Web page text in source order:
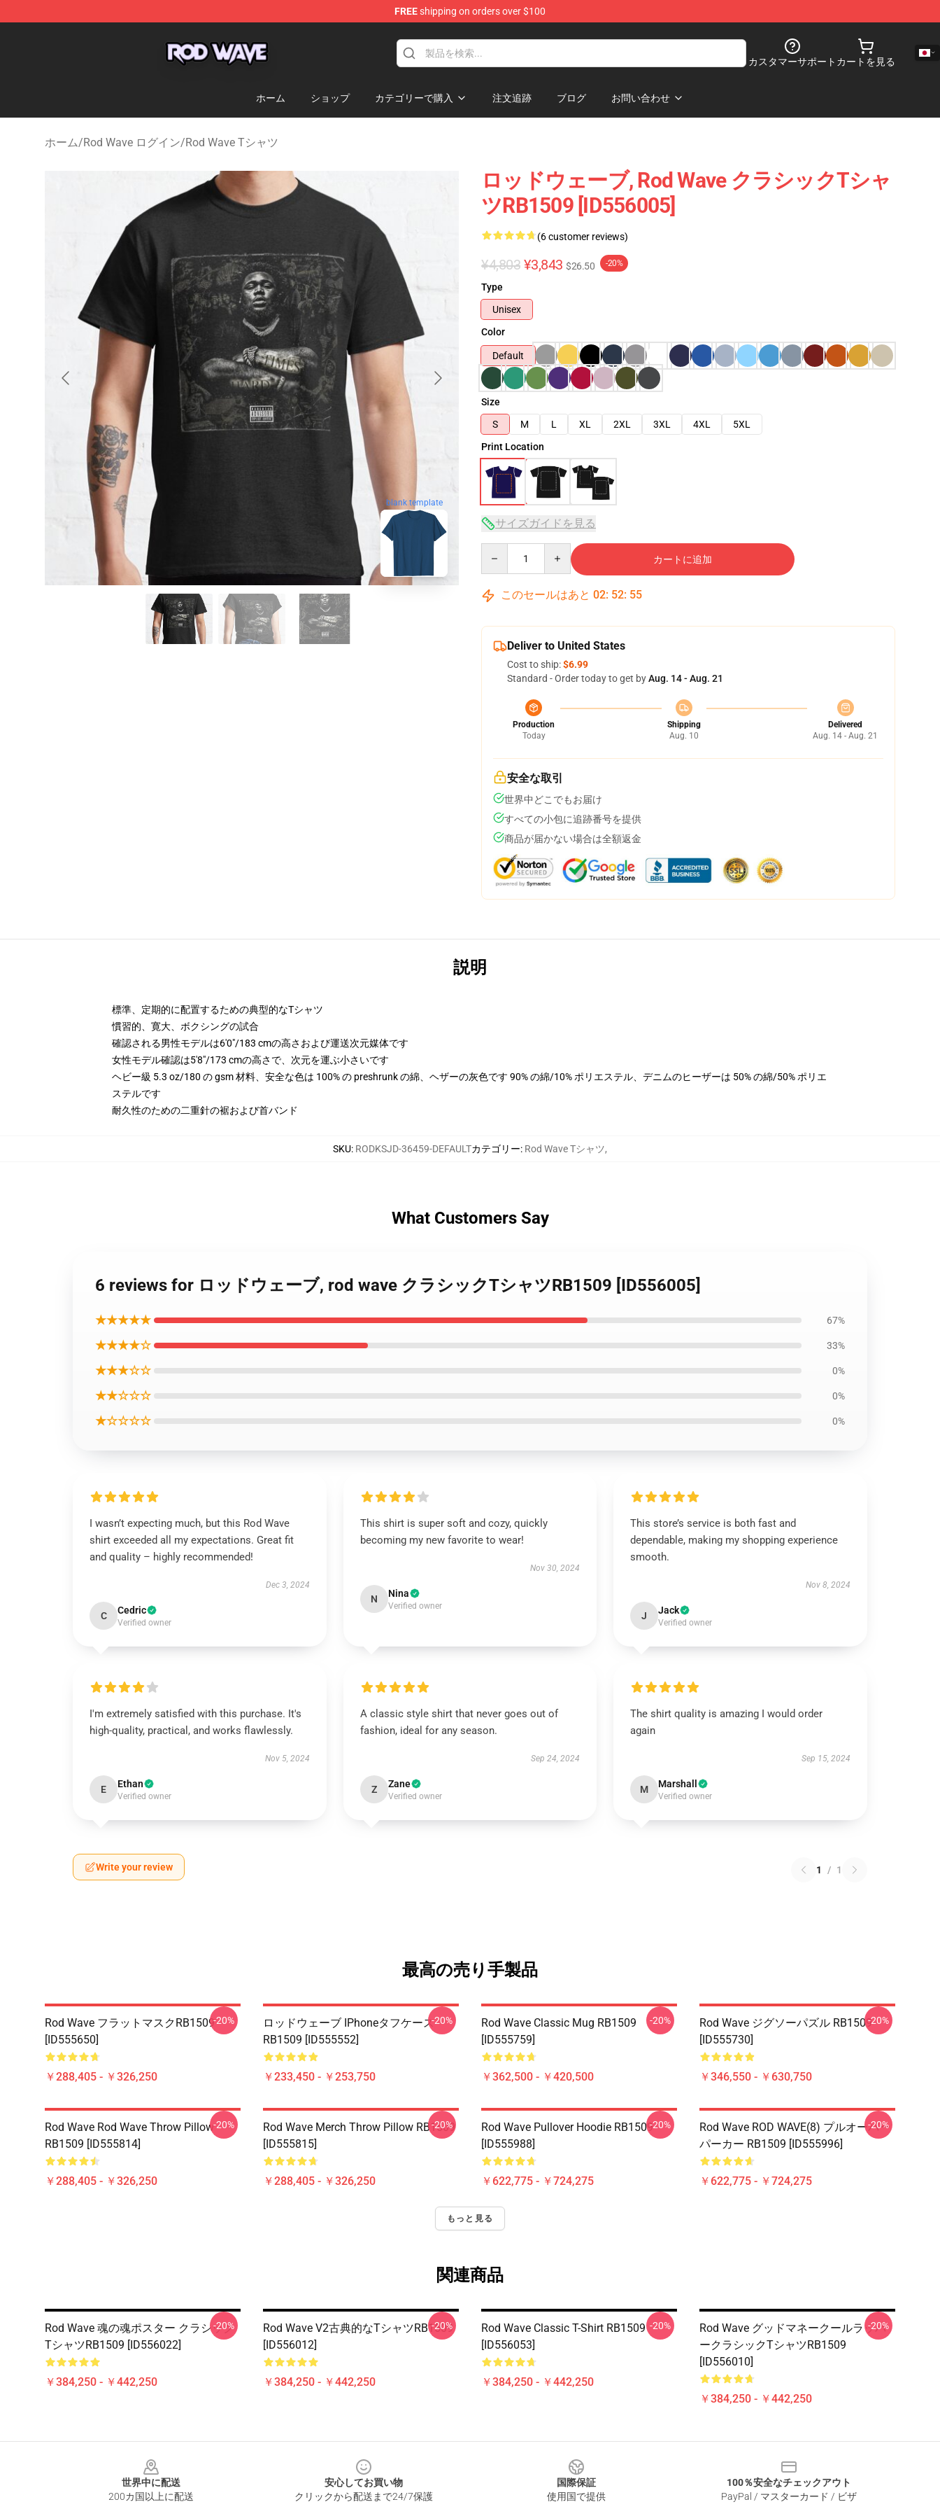
FREEshipping on orders over $100
カスタマーサポート カートを見る
ホーム ショップ カテゴリーで購入 注文追跡 ブログ お問い合わせ
ホーム/Rod Wave ログイン/Rod Wave Tシャツ
blank template
ロッドウェーブ, Rod Wave クラシックTシャ
ツRB1509 [ID556005]
(6 customer reviews)
¥4,803 ¥3,843 $26.50 -20%
Type
Unisex
Color
Default
Size
S
M L XL 2XL 3XL 4XL
5XL
Print Location
サイズガイドを見る
カートに追加
このセールはあと 02: 52: 53
Deliver to United States
Cost to ship:$6.99
Standard - Order today to get byAug. 14 - Aug. 21
Production
Today
Shipping
Aug. 10
Delivered
Aug. 14 - Aug. 21
安全な取引
世界中どこでもお届け
すべての小包に追跡番号を提供
商品が届かない場合は全額返金
説明
標準、定期的に配置するための典型的なTシャツ
慣習的、寛大、ボクシングの試合
確認される男性モデルは6'0"/183 cmの高さおよび運送次元媒体です
女性モデル確認は5'8"/173 cmの高さで、次元を運ぶ小さいです
ヘビー級 5.3 oz/180 の gsm 材料、安全な色は 100% の preshrunk の綿、ヘザーの灰色です 90% の綿/10% ポリエステル、デニムのヒーザーは 50% の綿/50% ポリエ
ステルです
耐久性のための二重針の裾および首バンド
SKU: RODKSJD-36459-DEFAULTカテゴリー: Rod Wave Tシャツ,
What Customers Say
6 reviews for ロッドウェーブ, rod wave クラシックTシャツRB1509 [ID556005]
★★★★★ 67%
★★★★☆ 33%
★★★☆☆ 0%
★★☆☆☆ 0%
★☆☆☆☆ 0%
I wasn’t expecting much, but this Rod Wave
shirt exceeded all my expectations. Great fit
and quality – highly recommended!
Dec 3, 2024
C Cedric
Verified owner
This shirt is super soft and cozy, quickly
becoming my new favorite to wear!
Nov 30, 2024
N Nina
Verified owner
This store’s service is both fast and
dependable, making my shopping experience
smooth.
Nov 8, 2024
J Jack
Verified owner
I'm extremely satisfied with this purchase. It's
high-quality, practical, and works flawlessly.
Nov 5, 2024
E Ethan
Verified owner
A classic style shirt that never goes out of
fashion, ideal for any season.
Sep 24, 2024
Z Zane
Verified owner
The shirt quality is amazing I would order
again
Sep 15, 2024
M Marshall
Verified owner
Write your review 1 / 1
最高の売り手製品
Rod Wave フラットマスクRB1509
[ID555650]
￥288,405 - ￥326,250
-20%
ロッドウェーブ IPhoneタフケース
RB1509 [ID555552]
￥233,450 - ￥253,750
-20%
Rod Wave Classic Mug RB1509
[ID555759]
￥362,500 - ￥420,500
-20%
Rod Wave ジグソーパズル RB1509
[ID555730]
￥346,550 - ￥630,750
-20%
Rod Wave Rod Wave Throw Pillow
RB1509 [ID555814]
￥288,405 - ￥326,250
-20%
Rod Wave Merch Throw Pillow RB1509
[ID555815]
￥288,405 - ￥326,250
-20%
Rod Wave Pullover Hoodie RB1509
[ID555988]
￥622,775 - ￥724,275
-20%
Rod Wave ROD WAVE(8) プルオーバー
パーカー RB1509 [ID555996]
￥622,775 - ￥724,275
-20%
もっと見る
関連商品
Rod Wave 魂の魂ポスター クラシック
TシャツRB1509 [ID556022]
￥384,250 - ￥442,250
-20%
Rod Wave V2古典的なTシャツRB1509
[ID556012]
￥384,250 - ￥442,250
-20%
Rod Wave Classic T-Shirt RB1509
[ID556053]
￥384,250 - ￥442,250
-20%
Rod Wave グッドマネークールラッパ
ークラシックTシャツRB1509
[ID556010]
￥384,250 - ￥442,250
-20%
世界中に配送
200カ国以上に配送
安心してお買い物
クリックから配送まで24/7保護
国際保証
使用国で提供
100％安全なチェックアウト
PayPal / マスターカード / ビザ